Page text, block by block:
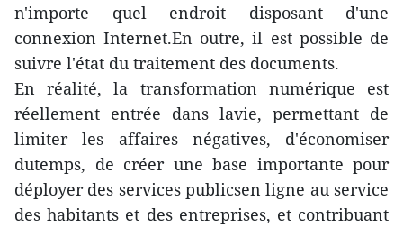
n'importe quel endroit disposant d'une
connexion Internet.En outre, il est possible de
suivre l'état du traitement des documents.
En réalité, la transformation numérique est
réellement entrée dans lavie, permettant de
limiter les affaires négatives, d'économiser
dutemps, de créer une base importante pour
déployer des services publicsen ligne au service
des habitants et des entreprises, et contribuant